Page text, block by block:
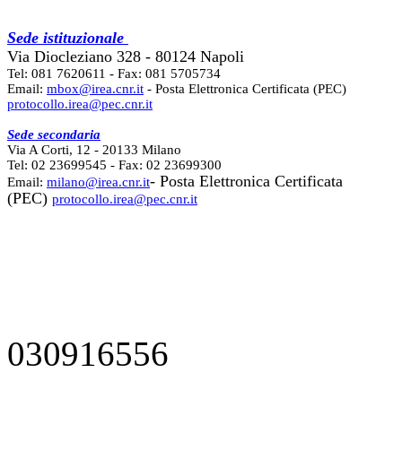
Sede istituzionale
Via Diocleziano 328 - 80124 Napoli
Tel: 081 7620611 - Fax: 081 5705734
Email: mbox@irea.cnr.it - Posta Elettronica Certificata (PEC)
protocollo.irea@pec.cnr.it
Sede secondaria
Via A Corti, 12 - 20133 Milano
Tel: 02 23699545 - Fax: 02 23699300
Email: milano@irea.cnr.it- Posta Elettronica Certificata
(PEC) protocollo.irea@pec.cnr.it
030916556